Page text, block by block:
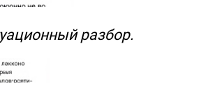
разбор.